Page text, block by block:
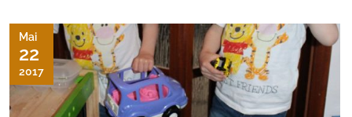
Mai
22
2017